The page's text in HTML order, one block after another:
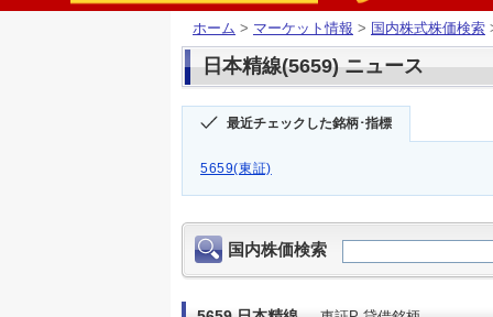
ホーム > マーケット情報 > 国内株式株価検索
日本精線(5659) ニュース
最近チェックした銘柄･指標
5659(東証)